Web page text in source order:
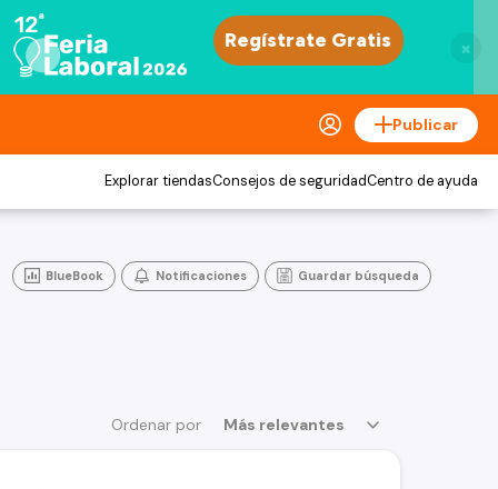
×
Publicar
Explorar tiendasConsejos de seguridadCentro de ayuda
BlueBook Notificaciones Guardar búsqueda
Ordenar por Más relevantes